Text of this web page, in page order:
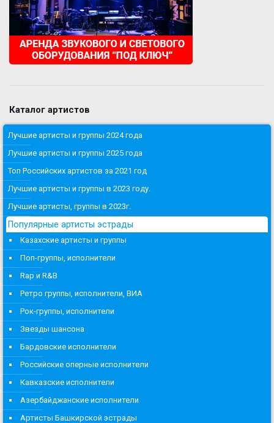
Каталог артистов
Лучшие артисты и группы 2024 года
Лучшие артисты и группы 2025 года
Топ Российских артистов за 2021 год
Лучшие артисты и группы в 2023 году.
Лучшие артисты, группы в 2023г.
Популярные артисты эстрады
Казахские артисты и группы
Поп-группы, исполнители
Rap и R&B
Ретро группы, исполнители, ВИА
Рок-группы, исполнители
Звезды шансона
Бардовские исполнители
Российские оперные исполнители
Кавказские исполнители
Азербайджанские исполнители
Артисты Башкирской эстрады